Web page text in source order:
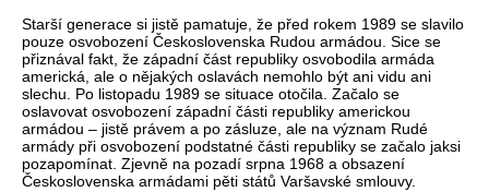
Starší generace si jistě pamatuje, že před rokem 1989 se slavilo
pouze osvobození Československa Rudou armádou. Sice se
přiznával fakt, že západní část republiky osvobodila armáda
americká, ale o nějakých oslavách nemohlo být ani vidu ani
slechu. Po listopadu 1989 se situace otočila. Začalo se
oslavovat osvobození západní části republiky americkou
armádou – jistě právem a po zásluze, ale na význam Rudé
armády při osvobození podstatné části republiky se začalo jaksi
pozapomínat. Zjevně na pozadí srpna 1968 a obsazení
Československa armádami pěti států Varšavské smlouvy.